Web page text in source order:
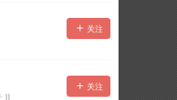
关注
关注